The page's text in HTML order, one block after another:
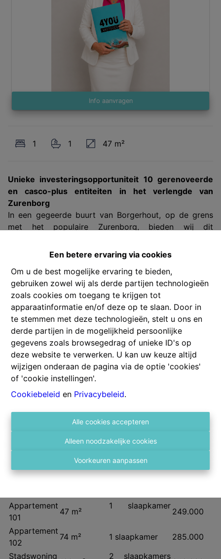
Een betere ervaring via cookies
Om u de best mogelijke ervaring te bieden,
gebruiken zowel wij als derde partijen technologieën
zoals cookies om toegang te krijgen tot
apparaatinformatie en/of deze op te slaan. Door in
te stemmen met deze technologieën, stelt u ons en
derde partijen in de mogelijkheid persoonlijke
gegevens zoals browsegedrag of unieke ID's op
deze website te verwerken. U kan uw keuze altijd
wijzigen onderaan de pagina via de optie 'cookies'
of 'cookie instellingen'.
Cookiebeleid en Privacybeleid.
Alle cookies accepteren
Alleen noodzakelijke cookies
Voorkeuren aanpassen
Info aanvragen
1 1 47 m²
Unieke investeringsopportuniteit 10 gerenoveerde
en casco-plus entiteiten in het verlengde van
Zurenborg
In een gegeerde buurt van Borgerhout, op de grens
met het populaire Zurenborg, bieden wij dit
entiteiten. Het project combineert authentieke
architectuur met een hoogwaardige, strakke renovatie
en biedt een uitstekende opportuniteit voor
investeerders, patrimoniumvennootschappen of
professionele vastgoedspelers.
Het gebouw werd grondig gerenoveerd met oog voor
kwaliteit, duurzaamheid en hedendaags wooncomfort.
Het gelijkvloers appartement (001), de stadswoning
(103) en het atelier bieden nog ruimte voor
persoonlijke invulling. Appartement 001 is reeds
uitgerust met een keuken en badkamer, terwijl in de
stadswoning (103) enkel een keuken aanwezig is. Zo
combineert dit project de voordelen van afgewerkte
volledig af te stemmen op uw eigen stijl en
voorkeuren.
Samenstelling van het project
Entiteit
Vraagprijs
Atelier
Casco
Appartement
101
47 m²
1 slaapkamer
249.000
Appartement
102
74 m² 1 slaapkamer
285.000
Stadswoning
2 slaapkamers